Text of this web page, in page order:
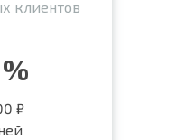
клиентов
₽